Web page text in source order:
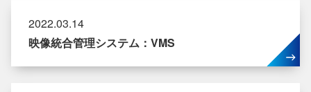
2022.03.14
映像統合管理システム：VMS